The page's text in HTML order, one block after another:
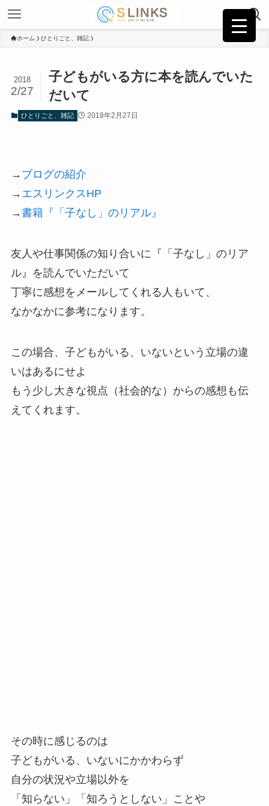
ホーム ひとりごと、雑記
子どもがいる方に本を読んでいた
だいて
2018
2/27
ひとりごと、雑記 2018年2月27日
→ ブログの紹介
→ エスリンクスHP
→書籍『「子なし」のリアル』
友人や仕事関係の知り合いに『「子なし」のリア
ル』を読んでいただいて
丁寧に感想をメールしてくれる人もいて、
なかなかに参考になります。
この場合、子どもがいる、いないという立場の違
いはあるにせよ
もう少し大きな視点（社会的な）からの感想も伝
えてくれます。
その時に感じるのは
子どもがいる、いないにかかわらず
自分の状況や立場以外を
「知らない」「知ろうとしない」ことや